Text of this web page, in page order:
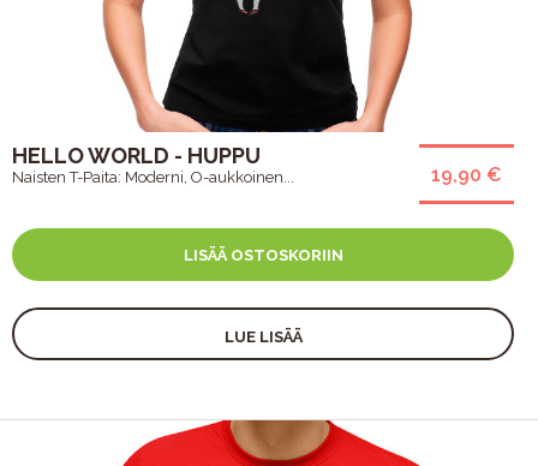
19,90 €
HELLO WORLD - HUPPU
Naisten T-Paita: Moderni, O-aukkoinen...
LISÄÄ OSTOSKORIIN
LUE LISÄÄ